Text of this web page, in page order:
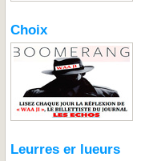
Choix
Leurres er lueurs